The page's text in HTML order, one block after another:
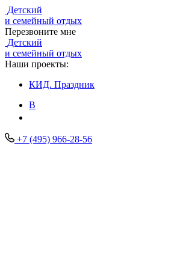
Детский
и семейный отдых
Перезвоните мне
Детский
и семейный отдых
Наши проекты:
КИД. Праздник
В
+7 (495) 966-28-56